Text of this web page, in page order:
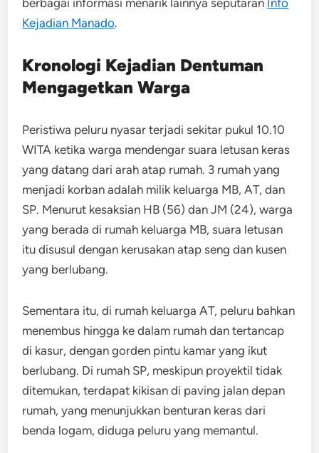
Kejadian Manado.
Kronologi Kejadian Dentuman
Mengagetkan Warga
Peristiwa peluru nyasar terjadi sekitar pukul 10.10
WITA ketika warga mendengar suara letusan keras
yang datang dari arah atap rumah. 3 rumah yang
menjadi korban adalah milik keluarga MB, AT, dan
SP. Menurut kesaksian HB (56) dan JM (24), warga
yang berada di rumah keluarga MB, suara letusan
itu disusul dengan kerusakan atap seng dan kusen
yang berlubang.
Sementara itu, di rumah keluarga AT, peluru bahkan
menembus hingga ke dalam rumah dan tertancap
di kasur, dengan gorden pintu kamar yang ikut
berlubang. Di rumah SP, meskipun proyektil tidak
ditemukan, terdapat kikisan di paving jalan depan
rumah, yang menunjukkan benturan keras dari
benda logam, diduga peluru yang memantul.